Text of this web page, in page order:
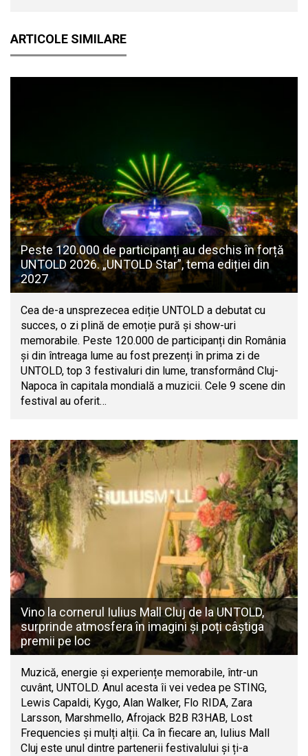
ARTICOLE SIMILARE
Peste 120.000 de participanți au deschis în forță
UNTOLD 2026. „UNTOLD Star”, tema ediției din
2027
Cea de-a unsprezecea ediție UNTOLD a debutat cu
succes, o zi plină de emoție pură și show-uri
memorabile. Peste 120.000 de participanți din România
și din întreaga lume au fost prezenți în prima zi de
UNTOLD, top 3 festivaluri din lume, transformând Cluj-
Napoca în capitala mondială a muzicii. Cele 9 scene din
festival au oferit…
Vino la cornerul Iulius Mall Cluj de la UNTOLD,
surprinde atmosfera în imagini și poți câștiga
premii pe loc
Muzică, energie și experiențe memorabile, într-un
cuvânt, UNTOLD. Anul acesta îi vei vedea pe STING,
Lewis Capaldi, Kygo, Alan Walker, Flo RIDA, Zara
Larsson, Marshmello, Afrojack B2B R3HAB, Lost
Frequencies și mulți alții. Ca în fiecare an, Iulius Mall
Cluj este unul dintre partenerii festivalului și ți-a